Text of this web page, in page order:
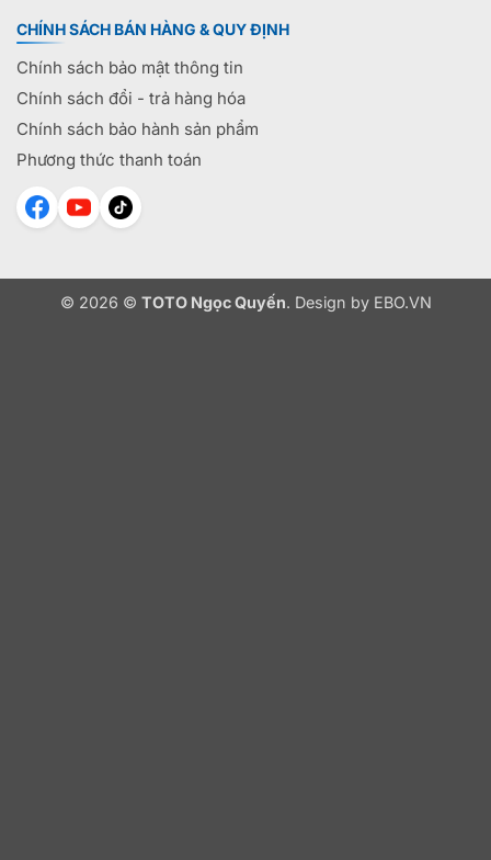
CHÍNH SÁCH BÁN HÀNG & QUY ĐỊNH
Chính sách bảo mật thông tin
Chính sách đổi - trả hàng hóa
Chính sách bảo hành sản phẩm
Phương thức thanh toán
© 2026 © TOTO Ngọc Quyến. Design by EBO.VN